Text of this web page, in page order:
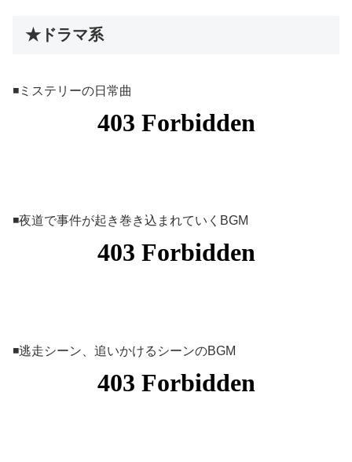
★ドラマ系
◾️ミステリーの日常曲
◾️夜道で事件が起き巻き込まれていくBGM
◾️逃走シーン、追いかけるシーンのBGM